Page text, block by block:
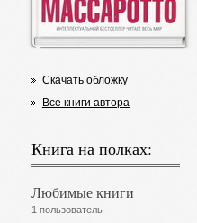
Скачать обложку
Все книги автора
Книга на полках:
Любимые книги
1 пользователь